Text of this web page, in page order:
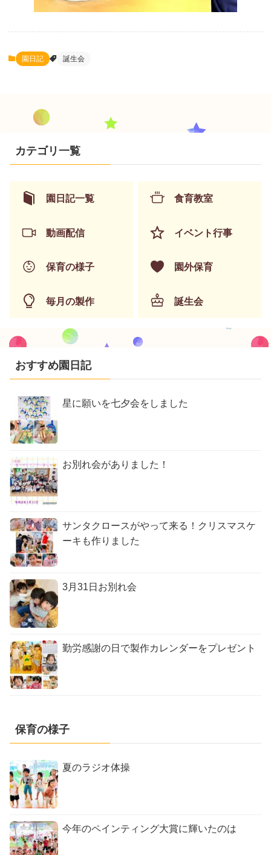
園日記 誕生会
カテゴリ一覧
園日記一覧 食育教室
動画配信 イベント行事
保育の様子 園外保育
毎月の製作 誕生会
おすすめ園日記
星に願いを七夕会をしました
お別れ会がありました！
サンタクロースがやって来る！クリスマスケ
ーキも作りました
3月31日お別れ会
勤労感謝の日で製作カレンダーをプレゼント
保育の様子
夏のラジオ体操
今年のペインティング大賞に輝いたのは